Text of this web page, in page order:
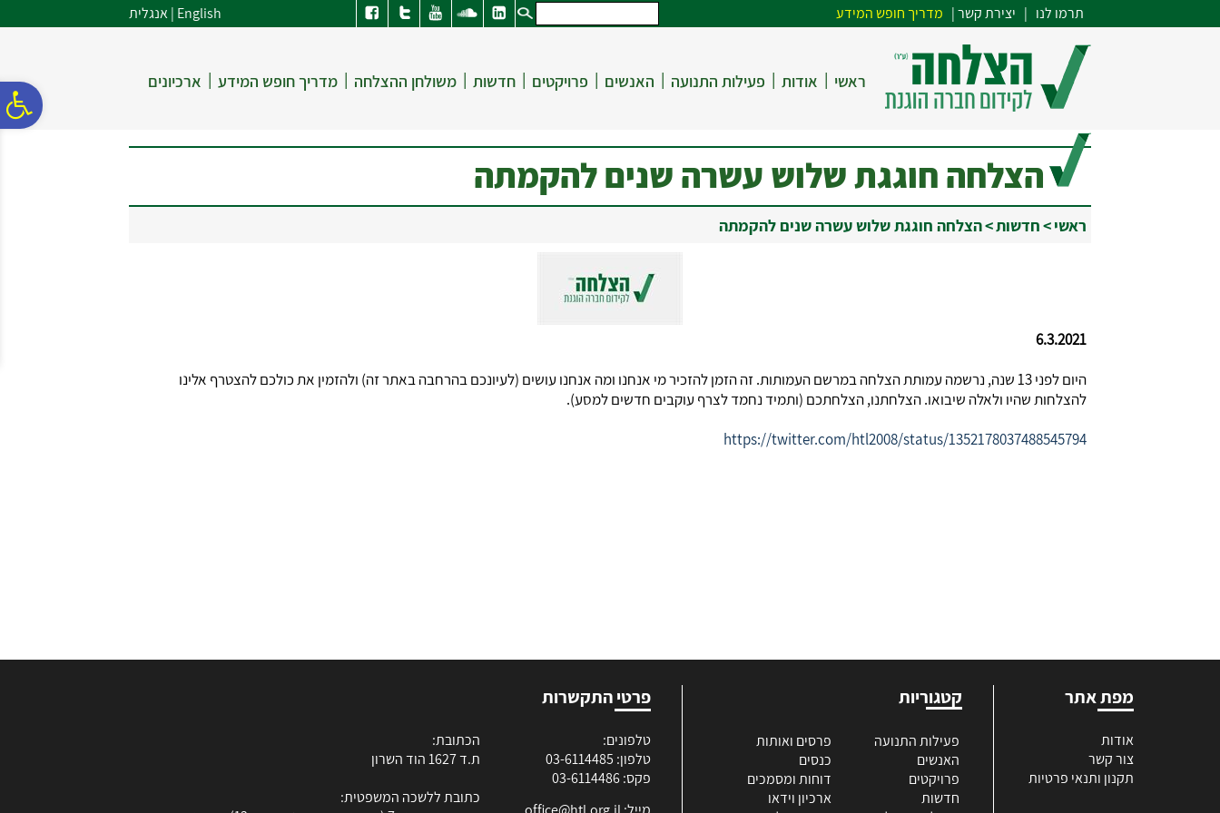
נגישות
אתר
המרכזי
תרמו לנו | יצירת קשר| מדריך חופש המידע English
|אנגלית
ראשי | אודות | פעילות התנועה | האנשים | פרויקטים | חדשות | משולחן ההצלחה | מדריך חופש המידע | ארכיונים
הצלחה חוגגת שלוש עשרה שנים להקמתה
ראשי>חדשות>הצלחה חוגגת שלוש עשרה שנים להקמתה
6.3.2021
היום לפני 13 שנה, נרשמה עמותת הצלחה במרשם העמותות. זה הזמן להזכיר מי אנחנו ומה אנחנו עושים (לעיונכם בהרחבה באתר זה) ולהזמין את כולכם להצטרף אלינו
להצלחות שהיו ולאלה שיבואו. הצלחתנו, הצלחתכם (ותמיד נחמד לצרף עוקבים חדשים למסע).
https://twitter.com/htl2008/status/1352178037488545794
מפת אתר
אודות
צור קשר
תקנון ותנאי פרטיות
קטגוריות
פעילות התנועה
האנשים
פרויקטים
חדשות
פרסים ואותות
כנסים
דוחות ומסמכים
ארכיון וידאו
פרטי התקשרות
טלפונים:
טלפון: 03-6114485
פקס: 03-6114486
הכתובת:
ת.ד 1627 הוד השרון
כתובת ללשכה המשפטית: